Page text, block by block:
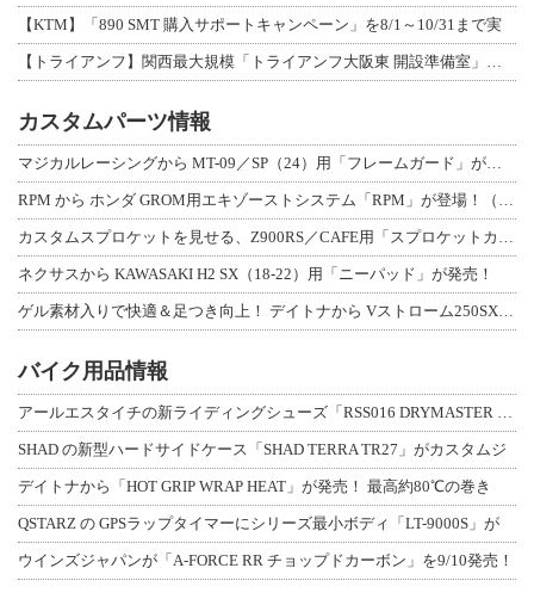
【KTM】「890 SMT 購入サポートキャンペーン」を8/1～10/31まで実
カスタムパーツ情報
ネクサスから KAWASAKI H2 SX（18-22）用「ニーパッド」が発売！
バイク用品情報
SHAD の新型ハードサイドケース「SHAD TERRA TR27」がカスタムジ
デイトナから「HOT GRIP WRAP HEAT」が発売！ 最高約80℃の巻き
QSTARZ の GPSラップタイマーにシリーズ最小ボディ「LT-9000S」が
ウインズジャパンが「A-FORCE RR チョップドカーボン」を9/10発売！